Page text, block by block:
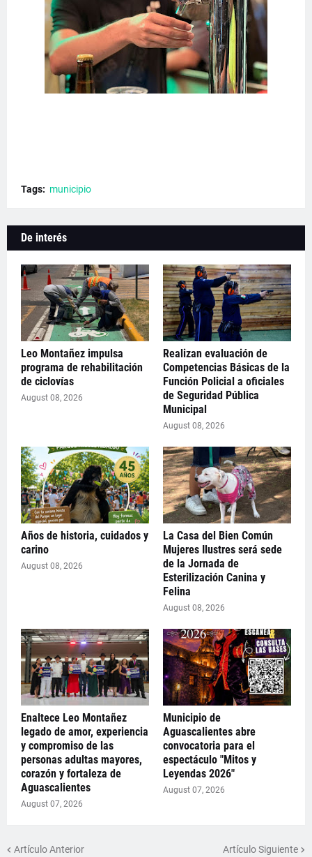
Tags: municipio
De interés
Leo Montañez impulsa
programa de rehabilitación
de ciclovías
August 08, 2026
Realizan evaluación de
Competencias Básicas de la
Función Policial a oficiales
de Seguridad Pública
Municipal
August 08, 2026
Años de historia, cuidados y
carino
August 08, 2026
La Casa del Bien Común
Mujeres Ilustres será sede
de la Jornada de
Esterilización Canina y
Felina
August 08, 2026
Enaltece Leo Montañez
legado de amor, experiencia
y compromiso de las
personas adultas mayores,
corazón y fortaleza de
Aguascalientes
August 07, 2026
Municipio de
Aguascalientes abre
convocatoria para el
espectáculo "Mitos y
Leyendas 2026"
August 07, 2026
Artículo Anterior Artículo Siguiente